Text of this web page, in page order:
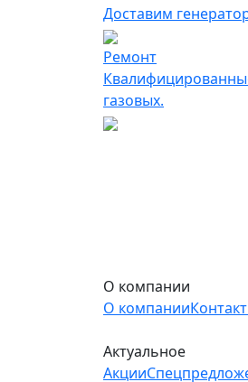
Доставим
Ремонт
газовых.
О компании
О компании
Актуальное
Акции